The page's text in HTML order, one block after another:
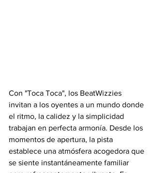
Con "Toca Toca", los BeatWizzies
invitan a los oyentes a un mundo donde
el ritmo, la calidez y la simplicidad
trabajan en perfecta armonía. Desde los
momentos de apertura, la pista
establece una atmósfera acogedora que
se siente instantáneamente familiar